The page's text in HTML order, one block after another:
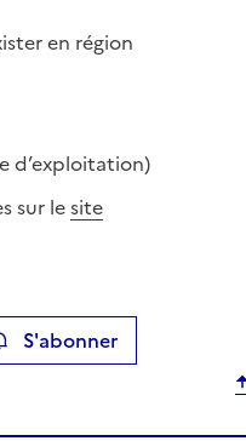
en région
d’exploitation)
sur lesite
S'abonner